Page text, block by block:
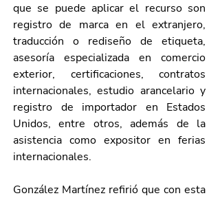
que se puede aplicar el recurso son
registro de marca en el extranjero,
traducción o rediseño de etiqueta,
asesoría especializada en comercio
exterior, certificaciones, contratos
internacionales, estudio arancelario y
registro de importador en Estados
Unidos, entre otros, además de la
asistencia como expositor en ferias
internacionales.
González Martínez refirió que con esta